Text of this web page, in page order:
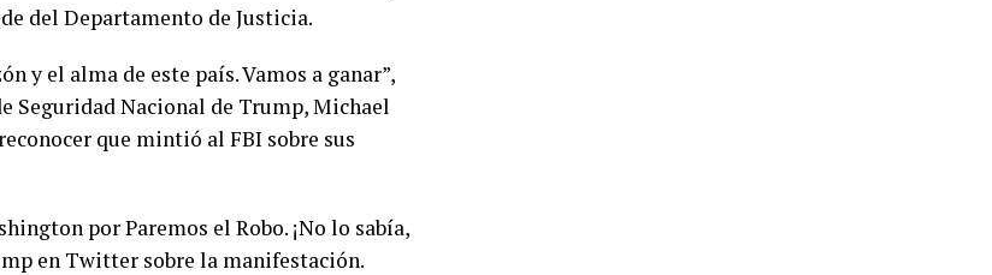
del Departamento de Justicia.
y el alma de este país. Vamos a ganar”,
Seguridad Nacional de Trump, Michael
que mintió al FBI sobre sus
por Paremos el Robo. ¡No lo sabía,
en Twitter sobre la manifestación.